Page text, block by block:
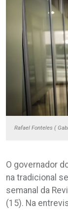
Rafael Fonteles (
O governador
na tradicional
semanal da
(15). Na